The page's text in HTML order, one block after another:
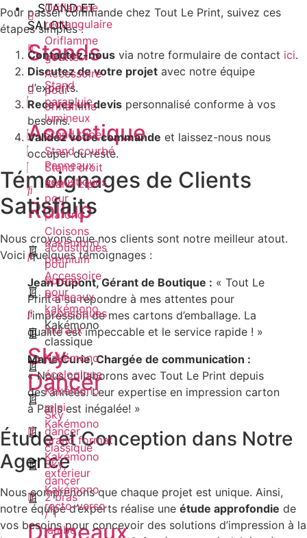
STAND ET
SALON
Stands
Stand
parapluie
lumineux
Stand tube
Stand courbé
Stand droit
Stand zip
Rollup
Kakémono
premium
Accessoire
pour
kakémono
Kakémono
classique
Kakémono
écologique
Kakémono
mini
Kakémono
grand format
Kakémono
extérieur
Kakémono
recto-verso
Drapeaux
Oriflamme
rectangulaire
Oriflamme
goutte
Accessoire
pour
oriflamme
Acoustique
Panneaux
acoustiques
pour
plafond
Cloisons
acoustiques
pour
bureau
Panneaux
acoustiques
muraux
Sky
Dancer
Sky
dancer
classique
Sky
dancer
2 bras
/ 1
jambe
Pour passer commande chez Tout Le Print, suivez ces
étapes simples :
Contactez-nous via notre formulaire de contact ici.
Discutez de votre projet avec notre équipe
d’experts.
Recevez un devis personnalisé conforme à vos
besoins.
Validez votre commande et laissez-nous nous
occuper du reste.
Témoignages de Clients
Satisfaits
Nous croyons que nos clients sont notre meilleur atout.
Voici quelques témoignages :
Jean Dupont, Gérant de Boutique : « Tout Le
Print a su répondre à mes attentes pour
l’impression de mes cartons d’emballage. La
qualité est impeccable et le service rapide ! »
Marie Curie, Chargée de communication :
« Nous collaborons avec Tout Le Print depuis
des années. Leur expertise en impression carton
à Paris est inégalée! »
Étude et Conception dans Notre
Agence
Nous comprenons que chaque projet est unique. Ainsi,
notre équipe d’experts réalise une étude approfondie de
vos besoins pour concevoir des solutions d’impression à la